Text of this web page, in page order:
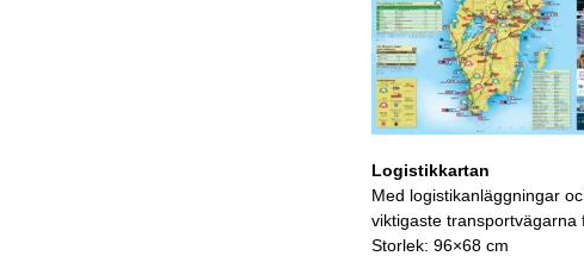
Logistikkartan
Med logistikanläggningar
viktigaste transportvägarna
Storlek: 96×68 cm